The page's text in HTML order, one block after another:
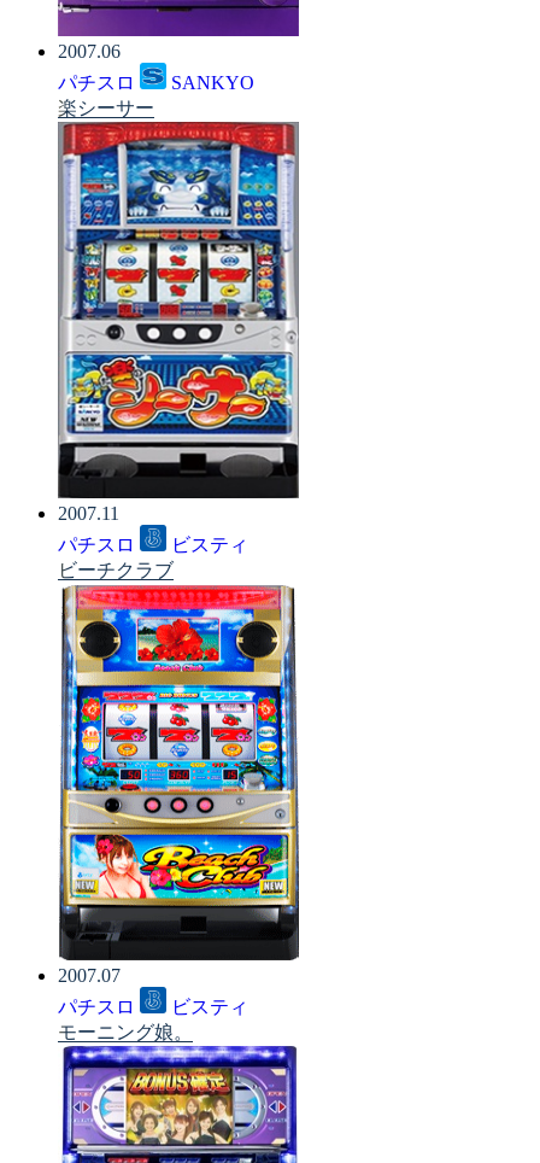
2007.06
パチスロ
SANKYO
楽シーサー
2007.11
パチスロ
ビスティ
ビーチクラブ
2007.07
パチスロ
ビスティ
モーニング娘。